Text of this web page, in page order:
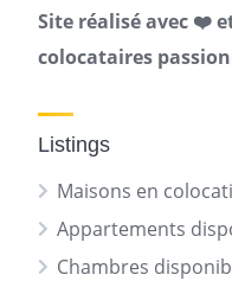
Site réalisé avec ❤️
colocataires
Listings
Maisons en
Appartements
Chambres